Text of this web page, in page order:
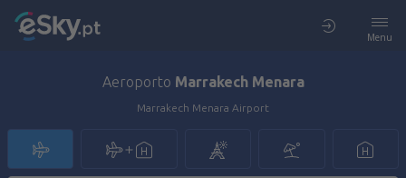
Menu
Aeroporto Marrakech Menara
Marrakech Menara Airport